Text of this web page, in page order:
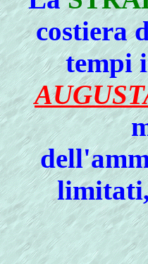
costiera
tempi